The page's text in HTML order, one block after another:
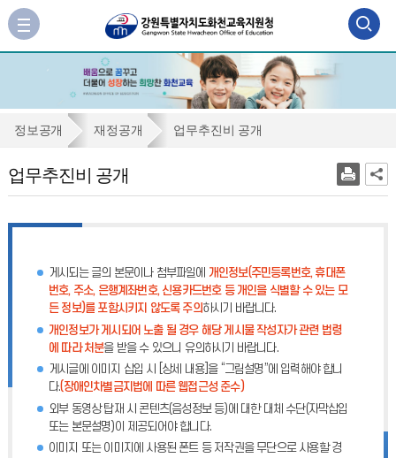
검
색
역
기
사
이
로
가
업
추
정보공개 재정공개 업무추진비 공개
업무추진비 공개
게시되는 글의 본문이나 첨부파일에 개인정보(주민등록번호, 휴대폰
번호, 주소, 은행계좌번호, 신용카드번호 등 개인을 식별할 수 있는 모
든 정보)를 포함시키지 않도록 주의하시기 바랍니다.
개인정보가 게시되어 노출 될 경우 해당 게시물 작성자가 관련 법령
에 따라 처분을 받을 수 있으니 유의하시기 바랍니다.
게시글에 이미지 삽입 시 [상세 내용]을 “그림설명”에 입력해야 합니
다.(장애인차별금지법에 따른 웹접근성 준수)
외부 동영상 탑재 시 콘텐츠(음성정보 등)에 대한 대체 수단(자막삽입
또는 본문설명)이 제공되어야 합니다.
이미지 또는 이미지에 사용된 폰트 등 저작권을 무단으로 사용할 경